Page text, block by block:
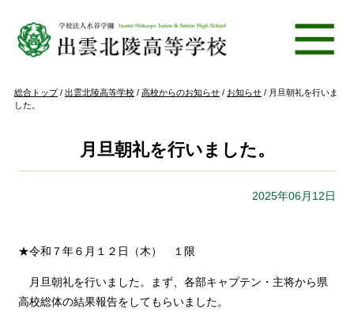
現
在
総合トップ/ 出雲北陵高等学校 / 高校からのお知らせ / お知らせ / 月旦朝礼を行いま
した。
月旦朝礼を行いました。
2025年06月12日
★令和７年６月１２日（木） １限
月旦朝礼を行いました。まず、各部キャプテン・主将から県
高校総体の結果報告をしてもらいました。